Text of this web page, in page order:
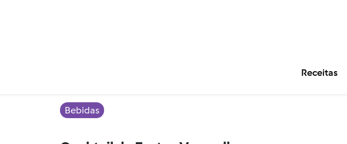
Receitas
Bebidas